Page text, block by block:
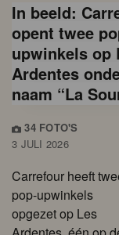
In beeld:
opent twee
upwinkels op
Ardentes
naam “La
34 FOTO'S
3 JULI 2026
Carrefour heeft
pop-upwinkels
opgezet op Les